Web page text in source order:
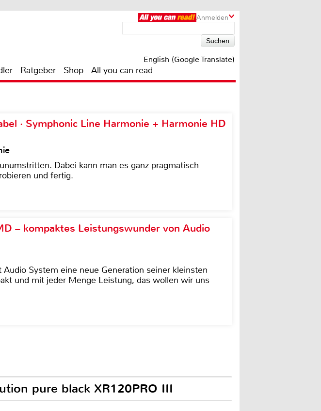
Anmelden
English (Google Translate)
Ratgeber Shop All you can read
· Symphonic Line Harmonie + Harmonie HD
Dabei kann man es ganz pragmatisch
und fertig.
– kompaktes Leistungswunder von Audio
System eine neue Generation seiner kleinsten
und mit jeder Menge Leistung, das wollen wir uns
pure black XR120PRO III